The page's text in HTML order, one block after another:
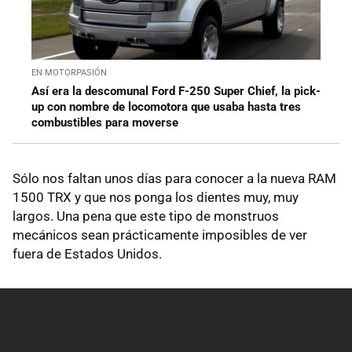
EN MOTORPASIÓN
Así era la descomunal Ford F-250 Super Chief, la pick-
up con nombre de locomotora que usaba hasta tres
combustibles para moverse
Sólo nos faltan unos días para conocer a la nueva RAM
1500 TRX y que nos ponga los dientes muy, muy
largos. Una pena que este tipo de monstruos
mecánicos sean prácticamente imposibles de ver
fuera de Estados Unidos.